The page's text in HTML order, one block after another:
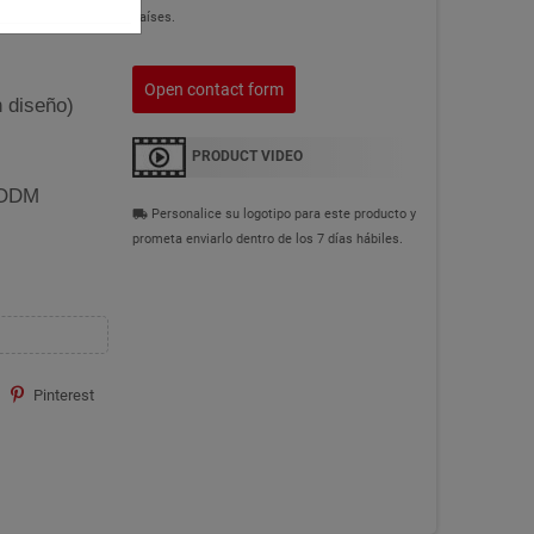
diseño)
Pinterest
países.
Open contact form
PRODUCT VIDEO
local_shipping Personalice su logotipo para este producto y
prometa enviarlo dentro de los 7 días hábiles.